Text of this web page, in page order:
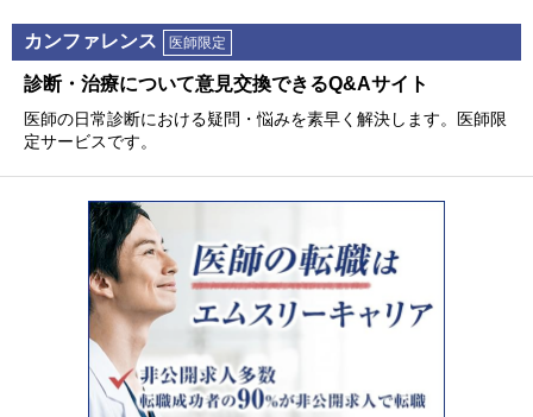
カンファレンス 医師限定
診断・治療について意⾒交換できるQ&Aサイト
医師の⽇常診断における疑問・悩みを素早く解決します。医師限
定サービスです。